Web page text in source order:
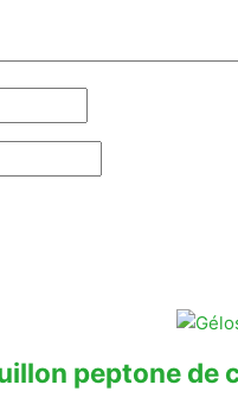
peptone de